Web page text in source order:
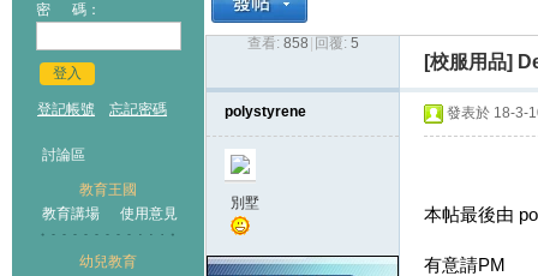
密 碼：
登入
登記帳號 忘記密碼
討論區
教育王國
教育講場
使用意見
幼兒教育
›
查看: 858 回覆: 5
[校服用品]
polystyrene
別墅
發表於 18-3-
本帖最後由
有意請PM